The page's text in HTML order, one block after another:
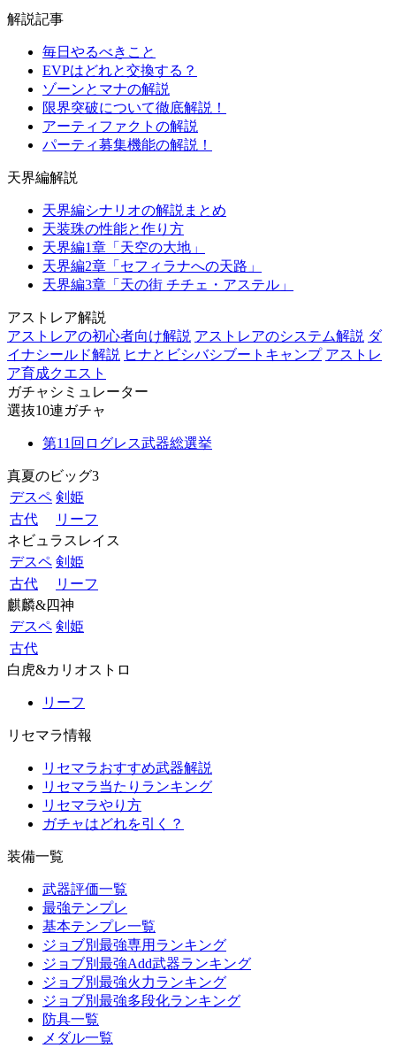
解説記事
毎日やるべきこと
EVPはどれと交換する？
ゾーンとマナの解説
限界突破について徹底解説！
アーティファクトの解説
パーティ募集機能の解説！
天界編解説
天界編シナリオの解説まとめ
天装珠の性能と作り方
天界編1章「天空の大地」
天界編2章「セフィラナへの天路」
天界編3章「天の街 チチェ・アステル」
アストレア解説
アストレアの初心者向け解説 アストレアのシステム解説 ダ
イナシールド解説 ヒナとビシバシブートキャンプ アストレ
ア育成クエスト
ガチャシミュレーター
選抜10連ガチャ
第11回ログレス武器総選挙
真夏のビッグ3
デスペ 剣姫
古代
リーフ
ネビュラスレイス
デスペ 剣姫
古代
リーフ
麒麟&四神
デスペ 剣姫
古代
白虎&カリオストロ
リーフ
リセマラ情報
リセマラおすすめ武器解説
リセマラ当たりランキング
リセマラやり方
ガチャはどれを引く？
装備一覧
武器評価一覧
最強テンプレ
基本テンプレ一覧
ジョブ別最強専用ランキング
ジョブ別最強Add武器ランキング
ジョブ別最強火力ランキング
ジョブ別最強多段化ランキング
防具一覧
メダル一覧